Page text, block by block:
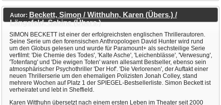
Autor: Beckett, Simon / Witthuhn, Karen (Übers.) /
Längsfeld, Sabine (Übers.)
SIMON BECKETT ist einer der erfolgreichsten englischen Thrillerautoren.
Seine Serie um den forensischen Anthropologen David Hunter wird rund
um den Globus gelesen und wurde für Paramount+ als sechsteilige Serie
verfilmt: 'Die Chemie des Todes', 'Kalte Asche', 'Leichenblässe', 'Verwesung',
'Totenfang' und 'Die ewigen Toten' waren allesamt Bestseller, ebenso sein
atmosphärischer Psychothriller 'Der Hof'. 'Die Verlorenen', der Auftakt einer
neuen Thrillerserie um den ehemaligen Polizisten Jonah Colley, stand
mehrere Wochen auf Platz 1 der SPIEGEL-Bestsellerliste. Simon Beckett ist
verheiratet und lebt in Sheffield.
Karen Witthuhn übersetzt nach einem ersten Leben im Theater seit 2000